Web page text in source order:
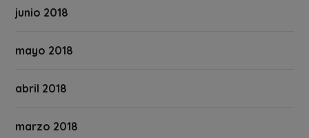
junio 2018
mayo 2018
abril 2018
marzo 2018